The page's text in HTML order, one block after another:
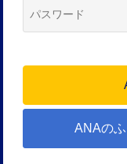
ANAの